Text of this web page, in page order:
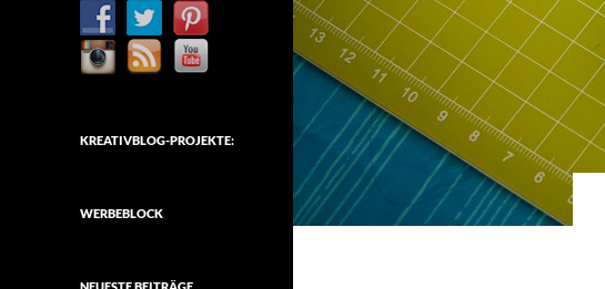
KREATIVBLOG-PROJEKTE:
WERBEBLOCK